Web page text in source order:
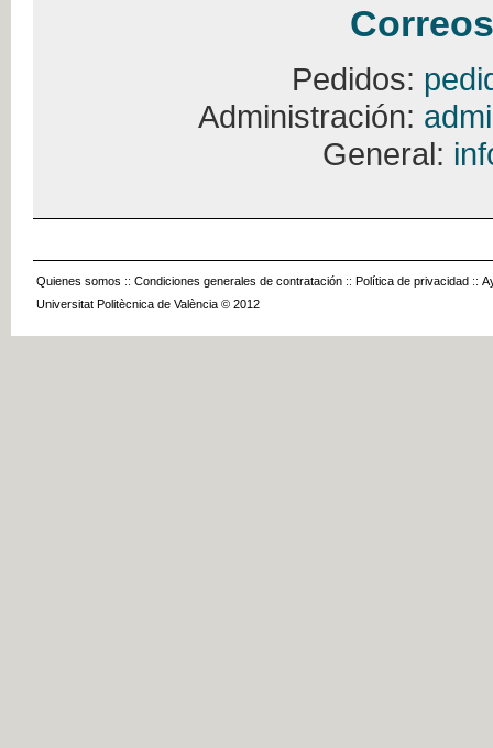
Pedidos:
Administración:
General:
Quienes somos :: Condiciones generales de contratación :: Política de privacidad ::
Universitat Politècnica de València © 2012